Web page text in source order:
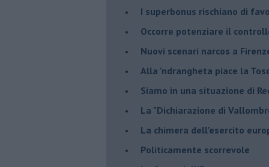
I superbonus rischiano di
Occorre potenziare il
​Nuovi scenari narcos a
Alla 'ndrangheta piace la
Siamo in una situazione di
La "Dichiarazione di
La chimera dell'esercito
Politicamente scorrevole